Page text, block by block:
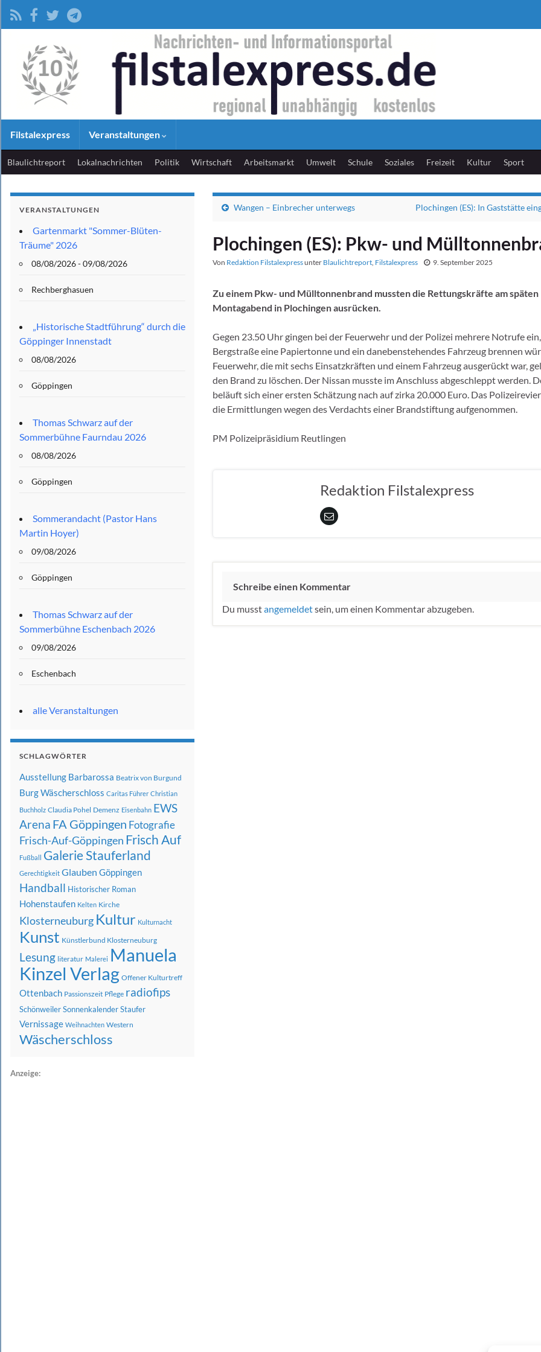
Filstalexpress Veranstaltungen
Blaulichtreport Lokalnachrichten Politik Wirtschaft Arbeitsmarkt Umwelt Schule Soziales Freizeit Kultur Sport
Wangen – Einbrecher unterwegs Plochingen (ES): In Gaststätte
Plochingen (ES): Pkw- und
Von Redaktion Filstalexpressunter Blaulichtreport, Filstalexpress 9. September 2025
Zu einem Pkw- und Mülltonnenbrand mussten die Rettungskräfte am späten
Montagabend in Plochingen ausrücken.
Gegen 23.50 Uhr gingen bei der Feuerwehr und der Polizei mehrere Notrufe
Bergstraße eine Papiertonne und ein danebenstehendes Fahrzeug brennen
Feuerwehr, die mit sechs Einsatzkräften und einem Fahrzeug ausgerückt war,
den Brand zu löschen. Der Nissan musste im Anschluss abgeschleppt werden.
beläuft sich einer ersten Schätzung nach auf zirka 20.000 Euro. Das
die Ermittlungen wegen des Verdachts einer Brandstiftung aufgenommen.
PM Polizeipräsidium Reutlingen
Redaktion Filstalexpress
Schreibe einen Kommentar
Du musstangemeldetsein, um einen Kommentar abzugeben.
VERANSTALTUNGEN
Gartenmarkt "Sommer-Blüten-
Träume" 2026
08/08/2026 - 09/08/2026
Rechberghasuen
„Historische Stadtführung“ durch die
Göppinger Innenstadt
08/08/2026
Göppingen
Thomas Schwarz auf der
Sommerbühne Faurndau 2026
08/08/2026
Göppingen
Sommerandacht (Pastor Hans
Martin Hoyer)
09/08/2026
Göppingen
Thomas Schwarz auf der
Sommerbühne Eschenbach 2026
09/08/2026
Eschenbach
alle Veranstaltungen
SCHLAGWÖRTER
Ausstellung Barbarossa Beatrix von Burgund
Burg Wäscherschloss Caritas Führer Christian
Buchholz Claudia Pohel Demenz Eisenbahn EWS
Arena FA Göppingen Fotografie
Frisch-Auf-Göppingen Frisch Auf
Fußball Galerie Stauferland
Gerechtigkeit Glauben Göppingen
Handball Historischer Roman
Hohenstaufen Kelten Kirche
Klosterneuburg Kultur Kulturnacht
Kunst Künstlerbund Klosterneuburg
Lesung literatur Malerei Manuela
Kinzel Verlag Offener Kulturtreff
Ottenbach Passionszeit Pflege radiofips
SchönweilerSonnenkalenderStaufer
Vernissage Weihnachten Western
Wäscherschloss
Anzeige: